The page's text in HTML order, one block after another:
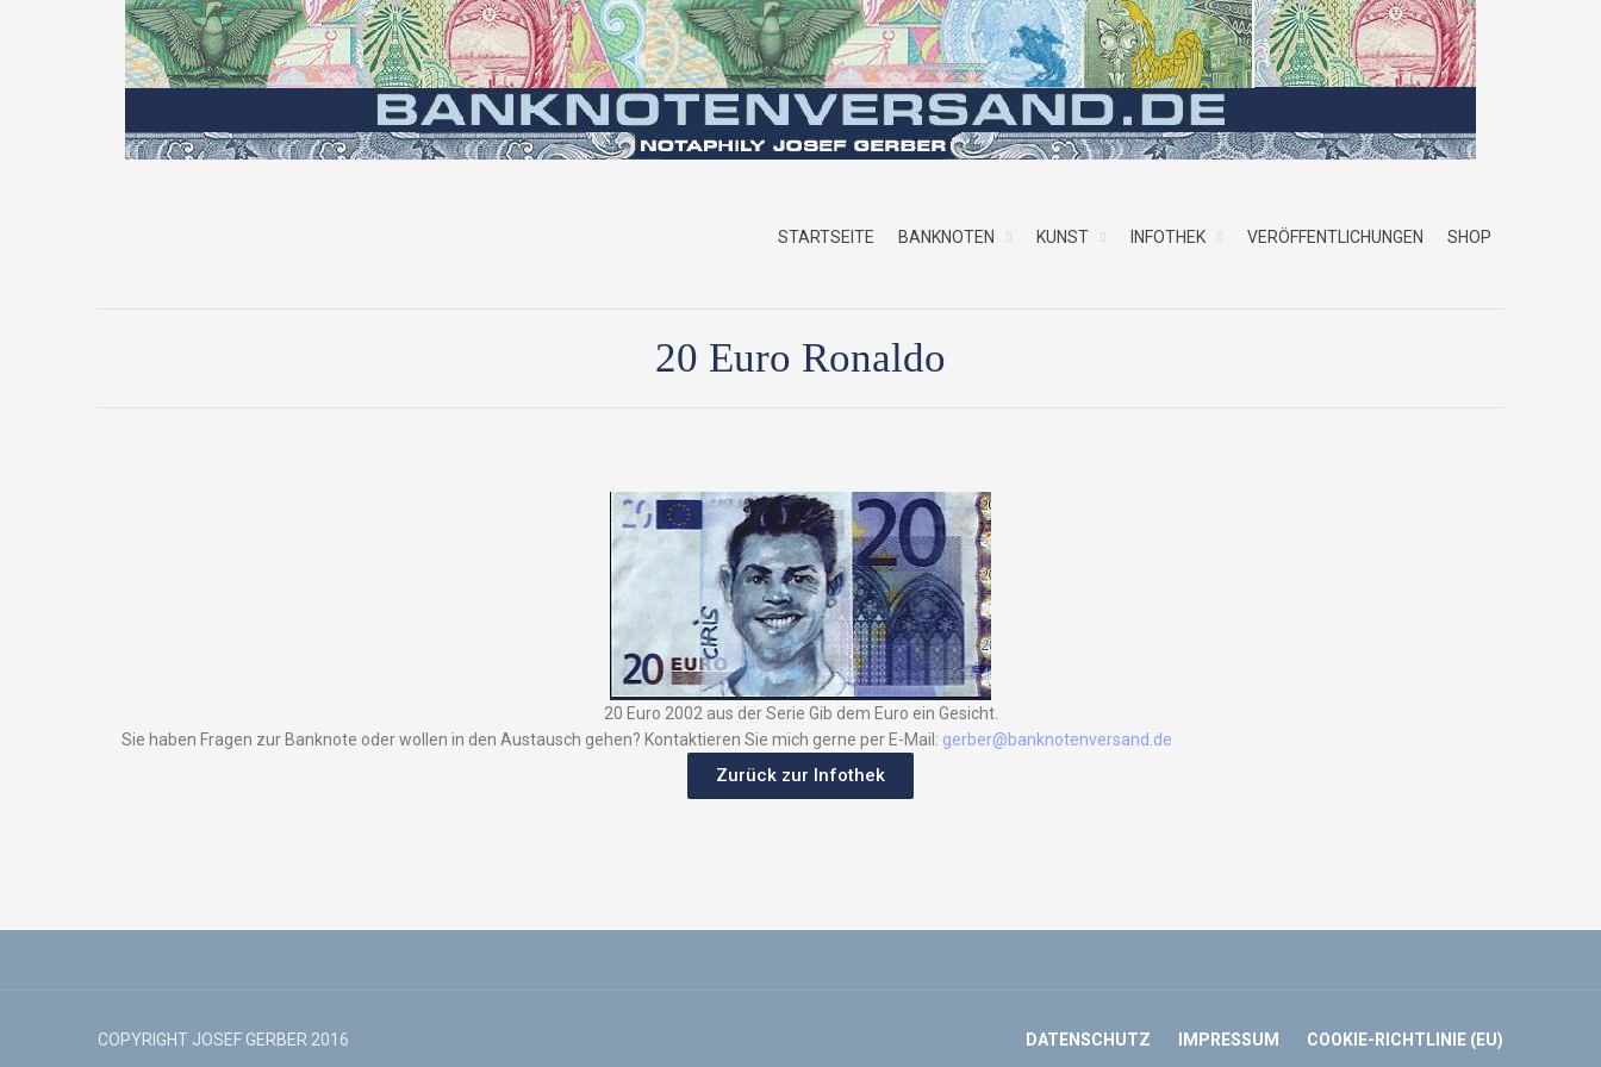
STARTSEITE BANKNOTEN KUNST INFOTHEK VERÖFFENTLICHUNGEN SHOP
20 Euro Ronaldo
20 Euro 2002 aus der Serie Gib dem Euro ein Gesicht.
Sie haben Fragen zur Banknote oder wollen in den Austausch gehen? Kontaktieren Sie mich gerne per E-Mail: gerber@banknotenversand.de
Zurück zur Infothek
DATENSCHUTZ IMPRESSUM COOKIE-RICHTLINIE (EU)
COPYRIGHT JOSEF GERBER 2016